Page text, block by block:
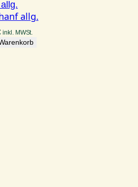
allg.
inkl. MWSt.